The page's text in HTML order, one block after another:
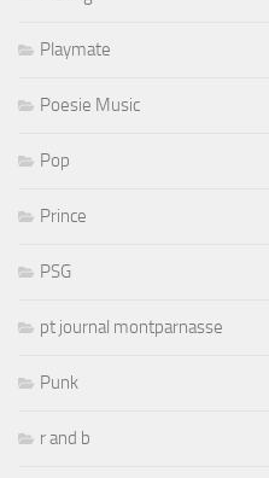
Playmate
Poesie Music
Pop
Prince
PSG
pt journal montparnasse
Punk
r and b